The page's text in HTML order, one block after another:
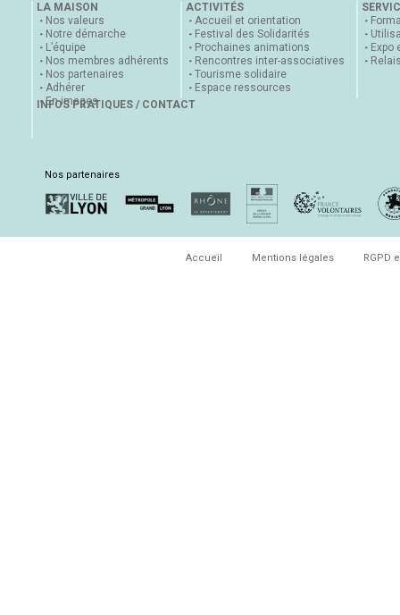
LA MAISON
Nos valeurs
Notre démarche
L’équipe
Nos membres adhérents
Nos partenaires
Adhérer
En images
ACTIVITÉS
Accueil et orientation
Festival des Solidarités
Prochaines animations
Rencontres inter-associatives
Tourisme solidaire
Espace ressources
Expo
INFOS PRATIQUES / CONTACT
Nos partenaires
Accueil Mentions légales RGPD